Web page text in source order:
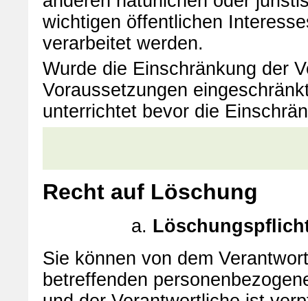
wichtigen öffentlichen
verarbeitet werden.
Wurde die Einschränkung der
Voraussetzungen
unterrichtet bevor die
Recht auf Löschung
Sie können von dem
betreffenden